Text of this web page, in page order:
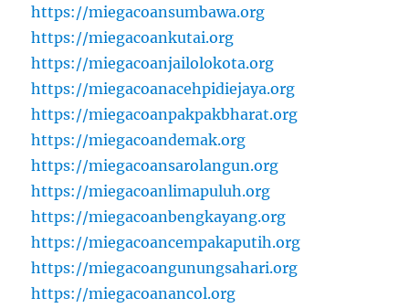
https://miegacoansumbawa.org
https://miegacoankutai.org
https://miegacoanjailolokota.org
https://miegacoanacehpidiejaya.org
https://miegacoanpakpakbharat.org
https://miegacoandemak.org
https://miegacoansarolangun.org
https://miegacoanlimapuluh.org
https://miegacoanbengkayang.org
https://miegacoancempakaputih.org
https://miegacoangunungsahari.org
https://miegacoanancol.org